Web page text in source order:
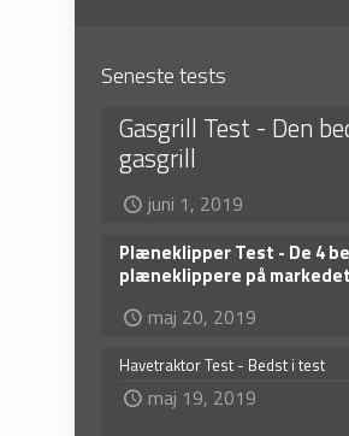
Seneste tests
Gasgrill Test - Den
gasgrill
juni 1, 2019
Plæneklipper Test - De 4
plæneklippere på markedet
maj 20, 2019
Havetraktor Test - Bedst i test
maj 19, 2019